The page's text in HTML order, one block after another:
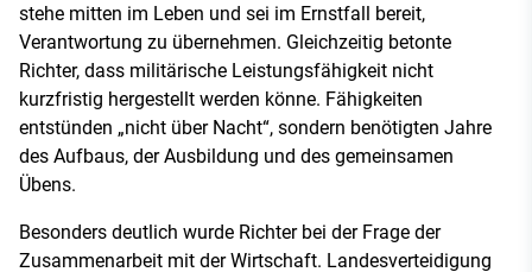
stehe mitten im Leben und sei im Ernstfall bereit,
Verantwortung zu übernehmen. Gleichzeitig betonte
Richter, dass militärische Leistungsfähigkeit nicht
kurzfristig hergestellt werden könne. Fähigkeiten
entstünden „nicht über Nacht“, sondern benötigten Jahre
des Aufbaus, der Ausbildung und des gemeinsamen
Übens.
Besonders deutlich wurde Richter bei der Frage der
Zusammenarbeit mit der Wirtschaft. Landesverteidigung